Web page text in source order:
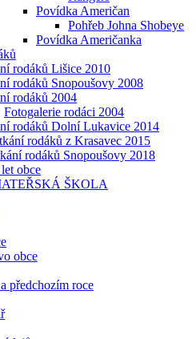
Povídka Američan
Pohřeb Johna Shobeye
Povídka Američanka
rodáků Lišice 2010
rodáků Snopoušovy 2008
rodáků 2004
Fotogalerie rodáci 2004
rodáků Dolní Lukavice 2014
rodáků z Krasavec 2015
rodáků Snopoušovy 2018
obce
ŠKOLA
obce
předchozím roce